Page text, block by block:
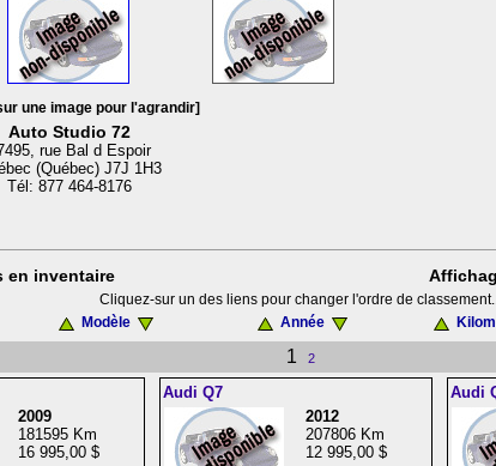
une image pour l'agrandir]
Auto Studio 72
rue Bal d Espoir
(Québec) J7J 1H3
Tél: 877 464-8176
en inventaire
Cliquez-sur un des liens pour changer l'ordre de
Modèle Année
1 2
2009
181595 Km
16 995,00 $
Audi Q7
2012
207806 Km
12 995,00 $
Audi